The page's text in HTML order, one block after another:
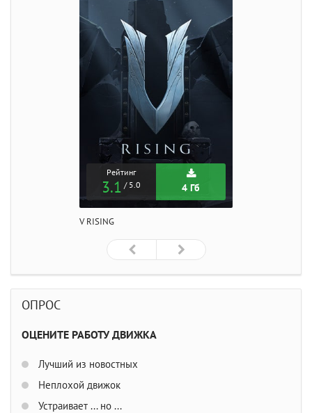
Рейтинг
3.1 / 5.0 4 Гб
V RISING
ОПРОС
ОЦЕНИТЕ РАБОТУ ДВИЖКА
Лучший из новостных
Неплохой движок
Устраивает ... но ...